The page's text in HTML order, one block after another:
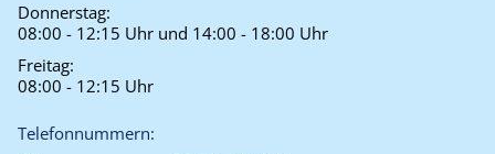
Donnerstag:
08:00 - 12:15 Uhr und 14:00 - 18:00 Uhr
Freitag:
08:00 - 12:15 Uhr
Telefonnummern: